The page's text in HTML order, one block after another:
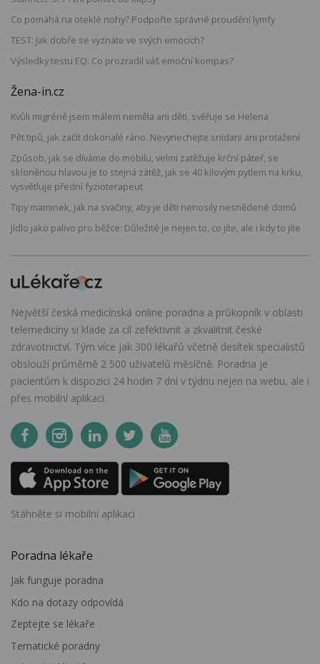
Co pomáhá na oteklé nohy? Podpořte správné proudění lymfy
TEST: Jak dobře se vyznáte ve svých emocích?
Výsledky testu EQ: Co prozradil váš emoční kompas?
Žena-in.cz
Kvůli migréně jsem málem neměla ani děti, svěřuje se Helena
Pět tipů, jak začít dokonalé ráno. Nevynechejte snídani ani protažení
Způsob, jak se díváme do mobilu, velmi zatěžuje krční páteř, se
skloněnou hlavou je to stejná zátěž, jak se 40 kilovým pytlem na krku,
vysvětluje přední fyzioterapeut
Tipy maminek, jak na svačiny, aby je děti nenosily nesnědené domů
Jídlo jako palivo pro běžce: Důležité je nejen to, co jíte, ale i kdy to jíte
Největší česká medicínská online poradna a průkopník v oblasti
telemedicíny si klade za cíl zefektivnit a zkvalitnit české
zdravotnictví. Tým více jak 300 lékařů včetně desítek specialistů
obslouží průměrně 2 500 uživatelů měsíčně. Poradna je
pacientům k dispozici 24 hodin 7 dní v týdnu nejen na webu, ale i
přes mobilní aplikaci.
Stáhněte si mobilní aplikaci
Poradna lékaře
Jak funguje poradna
Kdo na dotazy odpovídá
Zeptejte se lékaře
Tematické poradny